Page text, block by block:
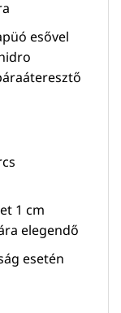
esővel
1 cm
elegendő
esetén